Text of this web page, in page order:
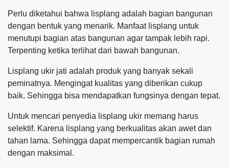
Perlu diketahui bahwa lisplang adalah bagian bangunan
dengan bentuk yang menarik. Manfaat lisplang untuk
menutupi bagian atas bangunan agar tampak lebih rapi.
Terpenting ketika terlihat dari bawah bangunan.
Lisplang ukir jati adalah produk yang banyak sekali
peminatnya. Mengingat kualitas yang diberikan cukup
baik. Sehingga bisa mendapatkan fungsinya dengan tepat.
Untuk mencari penyedia lisplang ukir memang harus
selektif. Karena lisplang yang berkualitas akan awet dan
tahan lama. Sehingga dapat mempercantik bagian rumah
dengan maksimal.